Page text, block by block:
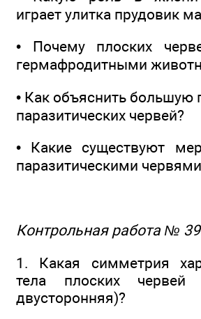
играет улитка прудовик
• Почему плоских
гермафродитными
• Как объяснить большую
паразитических червей?
• Какие существуют
паразитическими
Контрольная работа № 39
1. Какая симметрия
тела плоских червей
двусторонняя)?